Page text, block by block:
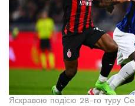
Яскравою подією 28-го туру